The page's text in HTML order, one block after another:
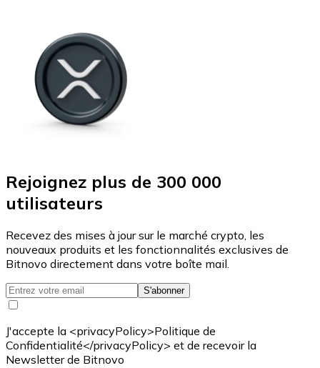
Rejoignez plus de 300 000
utilisateurs
Recevez des mises à jour sur le marché crypto, les
nouveaux produits et les fonctionnalités exclusives de
Bitnovo directement dans votre boîte mail.
S'abonner
J'accepte la <privacyPolicy>Politique de
Confidentialité</privacyPolicy> et de recevoir la
Newsletter de Bitnovo